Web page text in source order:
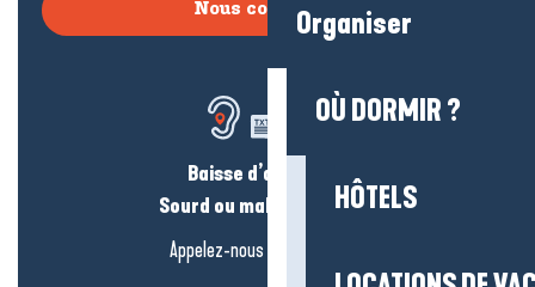
Organiser
OÙ DORMIR ?
HÔTELS
Nous contacter
Baisse d’audition ?
Sourd ou malentendant ?
Appelez-nous en